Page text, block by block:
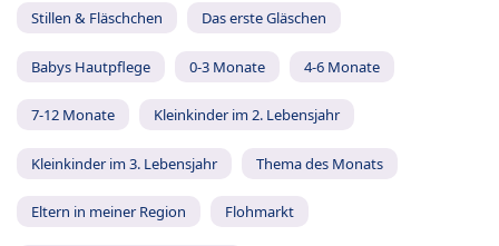
Stillen & Fläschchen Das erste Gläschen
Babys Hautpflege 0-3 Monate 4-6 Monate
7-12 Monate Kleinkinder im 2. Lebensjahr
Kleinkinder im 3. Lebensjahr Thema des Monats
Eltern in meiner Region Flohmarkt